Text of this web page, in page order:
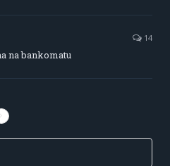
14
na bankomatu